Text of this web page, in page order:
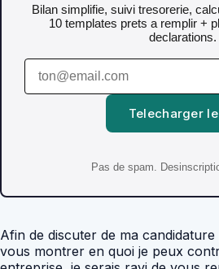
Bilan simplifie, suivi tresorerie,
10 templates prets a remplir +
declarations.
Telecharger
Pas de spam.
Afin de discuter de ma
vous montrer en quoi je peux